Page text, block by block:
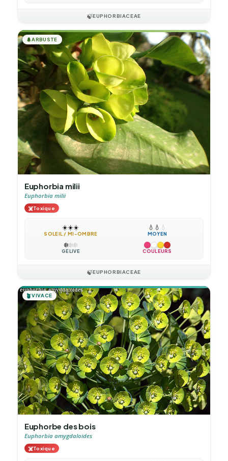
🍃EUPHORBIACEAE
🌲ARBUSTE
Euphorbia milii
Euphorbia milii
☠️Toxique
☀️☀️☀️
SOLEIL / MI-OMBRE
💧 💧 💧
MOYEN
❄️❄️❄️
GÉLIVE COULEURS
🍃EUPHORBIACEAE
🪴VIVACE
Euphorbe des bois
Euphorbia amygdaloides
☠️Toxique